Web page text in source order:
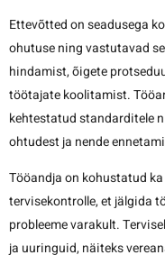
Ettevõtted on seadusega
ohutuse ning vastutavad
hindamist, õigete
töötajate koolitamist.
kehtestatud standarditele
ohtudest ja nende
Tööandja on kohustatud
tervisekontrolle, et jälgida
probleeme varakult.
ja uuringuid, näiteks